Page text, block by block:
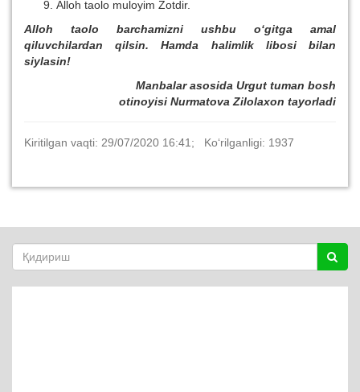
Alloh taolo muloyim Zotdir.
Alloh taolo barchamizni ushbu o‘gitga amal
qiluvchilardan qilsin. Hamda halimlik libosi bilan
siylasin!
Manbalar asosida Urgut tuman bosh
otinoyisi Nurmatova Zilolaxon tayorladi
Kiritilgan vaqti: 29/07/2020 16:41; Ko‘rilganligi: 1937